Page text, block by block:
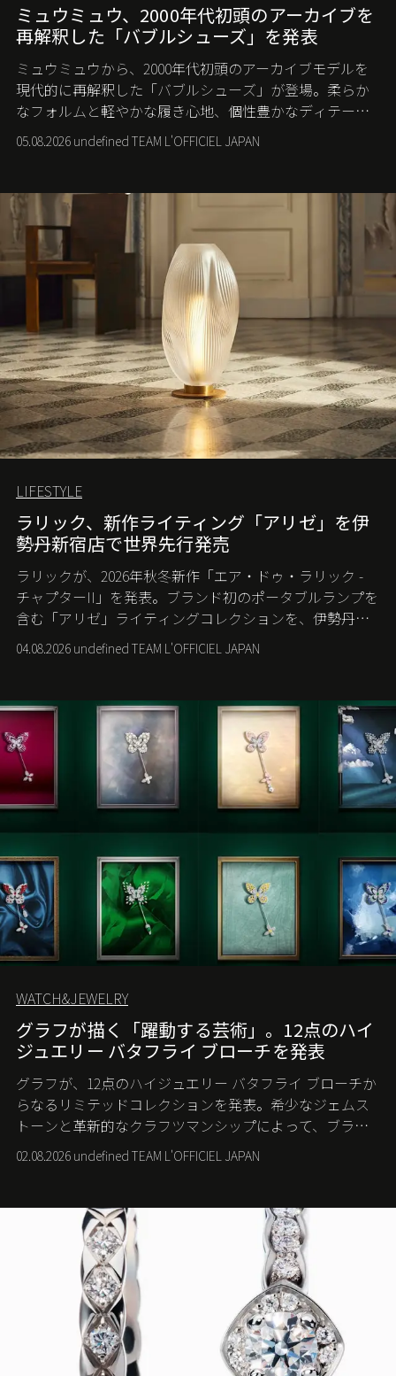
ミュウミュウ、2000年代初頭のアーカイブを
再解釈した「バブルシューズ」を発表
ミュウミュウから、2000年代初頭のアーカイブモデルを
現代的に再解釈した「バブルシューズ」が登場。柔らか
なフォルムと軽やかな履き心地、個性豊かなディテール
が、スポーツウェアの美学に新たな表情を添える。
05.08.2026 undefined TEAM L'OFFICIEL JAPAN
LIFESTYLE
ラリック、新作ライティング「アリゼ」を伊
勢丹新宿店で世界先行発売
ラリックが、2026年秋冬新作「エア・ドゥ・ラリック -
チャプターII」を発表。ブランド初のポータブルランプを
含む「アリゼ」ライティングコレクションを、伊勢丹新
宿店の期間限定ポップアップで世界に先駆けて発売す
る。
04.08.2026 undefined TEAM L'OFFICIEL JAPAN
WATCH&JEWELRY
グラフが描く「躍動する芸術」。12点のハイ
ジュエリー バタフライ ブローチを発表
グラフが、12点のハイジュエリー バタフライ ブローチか
らなるリミテッドコレクションを発表。希少なジェムス
トーンと革新的なクラフツマンシップによって、ブラン
ドを象徴するバタフライに新たな生命を吹き込む。
02.08.2026 undefined TEAM L'OFFICIEL JAPAN